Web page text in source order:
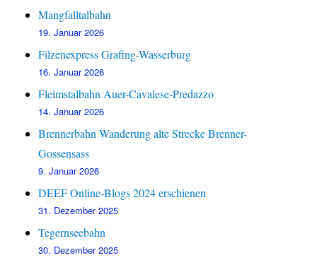
Mangfalltalbahn
19. Januar 2026
Filzenexpress Grafing-Wasserburg
16. Januar 2026
Fleimstalbahn Auer-Cavalese-Predazzo
14. Januar 2026
Brennerbahn Wanderung alte Strecke Brenner-
Gossensass
9. Januar 2026
DEEF Online-Blogs 2024 erschienen
31. Dezember 2025
Tegernseebahn
30. Dezember 2025